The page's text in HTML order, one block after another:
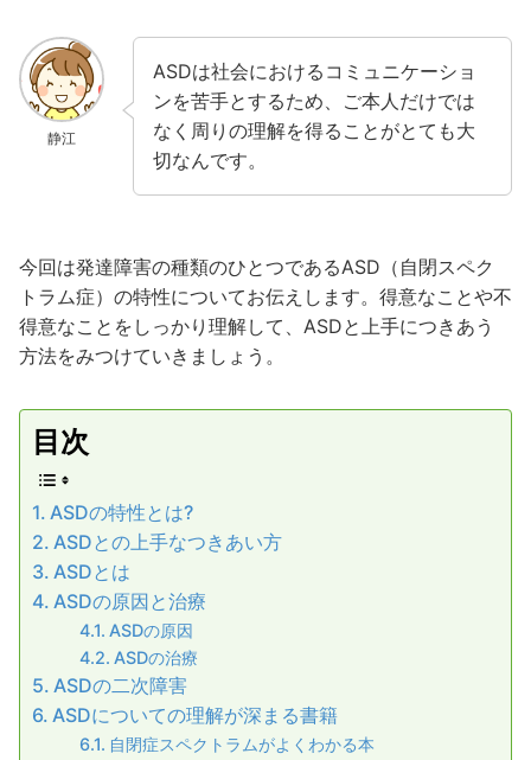
静江
ASDは社会におけるコミュニケーショ
ンを苦手とするため、ご本人だけでは
なく周りの理解を得ることがとても大
切なんです。
今回は発達障害の種類のひとつであるASD（自閉スペク
トラム症）の特性についてお伝えします。得意なことや不
得意なことをしっかり理解して、ASDと上手につきあう
方法をみつけていきましょう。
目次
ASDの特性とは?
ASDとの上手なつきあい方
ASDとは
ASDの原因と治療
ASDの原因
ASDの治療
ASDの二次障害
ASDについての理解が深まる書籍
自閉症スペクトラムがよくわかる本